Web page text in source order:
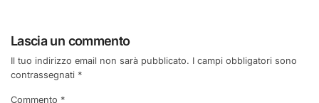
Lascia un commento
Il tuo indirizzo email non sarà pubblicato. I campi obbligatori sono
contrassegnati *
Commento *